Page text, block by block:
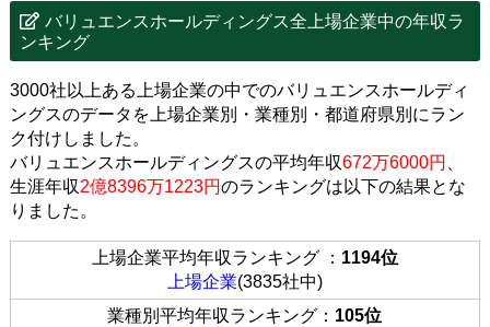
バリュエンスホールディングス全上場企業中の年収ラ
ンキング
3000社以上ある上場企業の中でのバリュエンスホールディ
ングスのデータを上場企業別・業種別・都道府県別にラン
ク付けしました。
バリュエンスホールディングスの平均年収672万6000円
生涯年収2億8396万1223円のランキングは以下の結果とな
りました。
上場企業平均年収ランキング ： 1194位
上場企業(3835社中)
業種別平均年収ランキング： 105位